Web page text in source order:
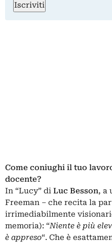
Iscriviti
Come coniughi il tuo
docente?
In “Lucy” di Luc Besson, a
Freeman – che recita la
irrimediabilmente
memoria): “Niente è più
è appreso“. Che è